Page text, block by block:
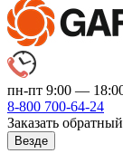
пн-пт 9:00 —
8-800 700-64-24
Заказать
Везде